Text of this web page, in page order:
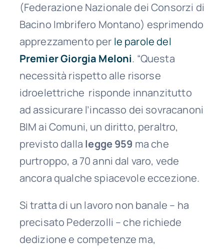
(Federazione Nazionale dei Consorzi di
Bacino Imbrifero Montano) esprimendo
apprezzamento per le parole del
Premier Giorgia Meloni. “Questa
necessità rispetto alle risorse
idroelettriche risponde innanzitutto
ad assicurare l’incasso dei sovracanoni
BIM ai Comuni, un diritto, peraltro,
previsto dalla legge 959 ma che
purtroppo, a 70 anni dal varo, vede
ancora qualche spiacevole eccezione.
Si tratta di un lavoro non banale – ha
precisato Pederzolli – che richiede
dedizione e competenze ma,